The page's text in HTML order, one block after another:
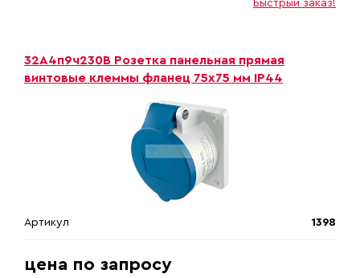
Быстрый заказ!
32A4п9ч230B Розетка панельная прямая
винтовые клеммы фланец 75х75 мм IP44
Артикул 1398
цена по запросу